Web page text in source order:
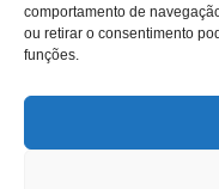
comportamento de
ou retirar o consentimento
funções.